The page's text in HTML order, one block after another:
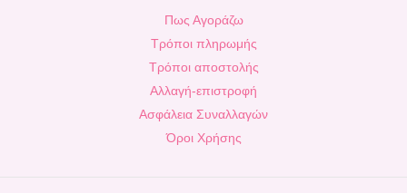
Πως Αγοράζω
Τρόποι πληρωμής
Τρόποι αποστολής
Αλλαγή-επιστροφή
Ασφάλεια Συναλλαγών
Όροι Χρήσης